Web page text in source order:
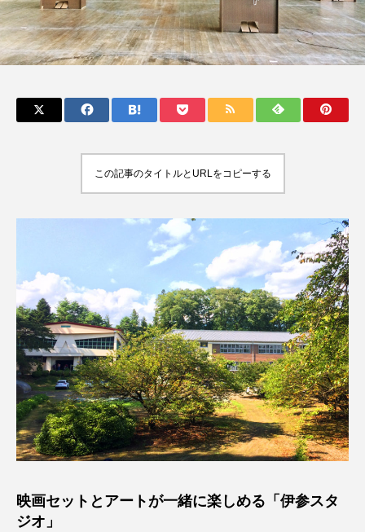
TAG LIST
アート イベント イルミネーション
うどん お散歩 お祭り カフェ
ダム パワースポット
みなかみ町 ライトアップ 世界遺産
伊勢崎市 伊香保
伊香保温泉 八ッ場ダム 公園 前橋市
古墳 四万ブルー 四万温泉 太田市
嬬恋村 学校 富岡市 富岡製糸場
山 川 川場村 広瀬川
広瀬川の橋 桐生市 森林 歴史
水沢 温泉 湖 湯畑
この記事のタイトルとURLをコピーする
映画セットとアートが一緒に楽しめる「伊参スタ
ジオ」